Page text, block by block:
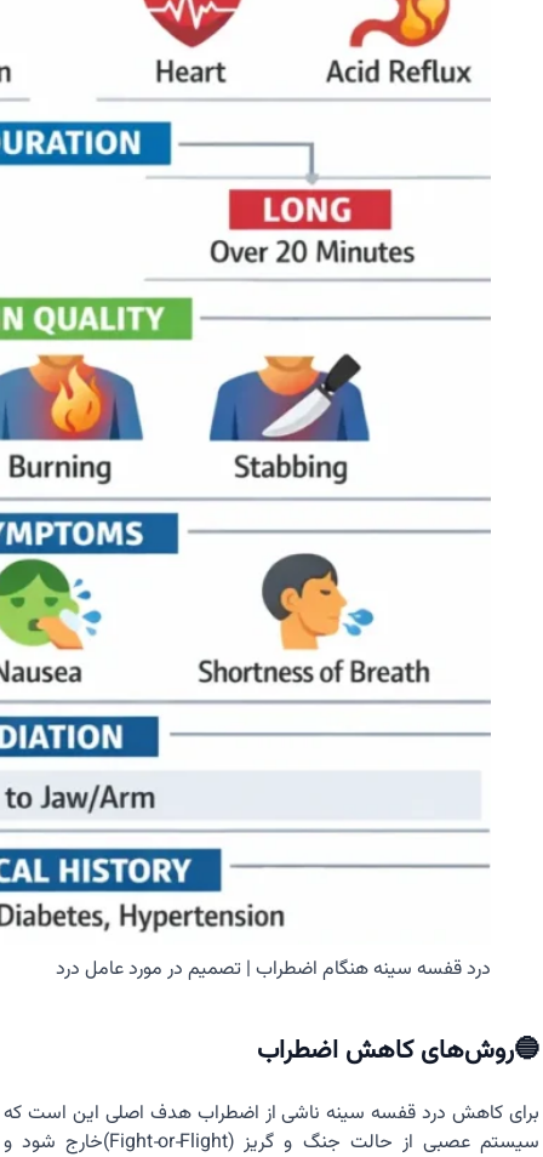
درد قفسه سینه هنگام اضطراب | تصمیم در مورد عامل درد
🔵روش‌های کاهش اضطراب
برای کاهش درد قفسه سینه ناشی از اضطراب هدف اصلی این است که
سیستم عصبی از حالت جنگ و گریز (Fight‑or‑Flight)خارج شود و